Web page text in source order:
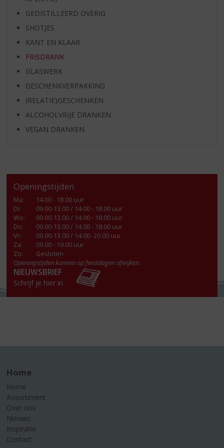
GEDISTILLEERD OVERIG
SHOTJES
KANT EN KLAAR
FRISDRANK
GLASWERK
GESCHENKVERPAKKING
(RELATIE)GESCHENKEN
ALCOHOLVRIJE DRANKEN
VEGAN DRANKEN
Openingstijden
Ma:
14.00 - 18.00 uur
Di:
09.00-13.00 / 14.00 - 18.00 uur
Wo:
09.00-13.00 / 14.00 - 18.00 uur
Do:
09.00-13.00 / 14.00 - 18.00 uur
Vr:
09.00-13.00 / 14.00- 20.00 uur
Za:
09.00 - 19.00 uur
Zo:
Gesloten
Openingstijden kunnen op feestdagen afwijken.
NIEUWSBRIEF
Schrijf je hier in
Home
Home
Assortiment
Over ons
Nieuws
Inspiratie
Contact